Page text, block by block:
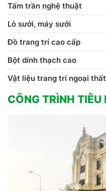
Tấm trần nghệ thuật
Lò sưởi, máy sưởi
Đồ trang trí cao cấp
Bột dính thạch cao
Vật liệu trang trí ngoại thất
CÔNG TRÌNH TIÊU